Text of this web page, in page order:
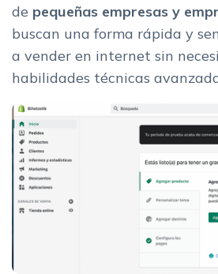
de pequeñas empresas y
buscan una forma rápida y
a vender en internet sin
habilidades técnicas